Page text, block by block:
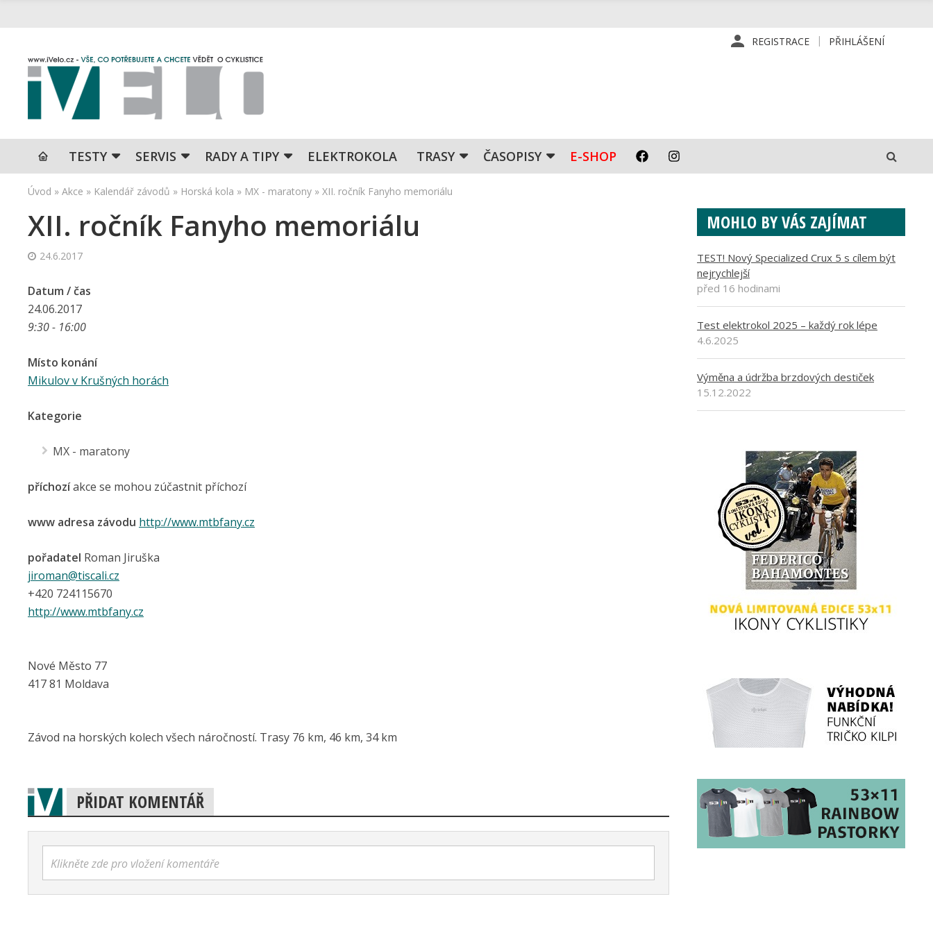
REGISTRACE PŘIHLÁŠENÍ
TESTY SERVIS RADY A TIPY ELEKTROKOLA TRASY ČASOPISY E-SHOP
Úvod » Akce » Kalendář závodů » Horská kola » MX - maratony » XII. ročník Fanyho memoriálu
XII. ročník Fanyho memoriálu
24.6.2017
Datum / čas
24.06.2017
9:30 - 16:00
Místo konání
Mikulov v Krušných horách
Kategorie
MX - maratony
příchozíakce se mohou zúčastnit příchozí
www adresa závodu http://www.mtbfany.cz
pořadatel Roman Jiruška
jiroman@tiscali.cz
+420 724115670
http://www.mtbfany.cz
Nové Město 77
417 81 Moldava
Závod na horských kolech všech náročností. Trasy 76 km, 46 km, 34 km
PŘIDAT KOMENTÁŘ
Klikněte zde pro vložení komentáře
MOHLO BY VÁS ZAJÍMAT
TEST! Nový Specialized Crux 5 s cílem být
nejrychlejší
před 16 hodinami
Test elektrokol 2025 – každý rok lépe
4.6.2025
Výměna a údržba brzdových destiček
15.12.2022